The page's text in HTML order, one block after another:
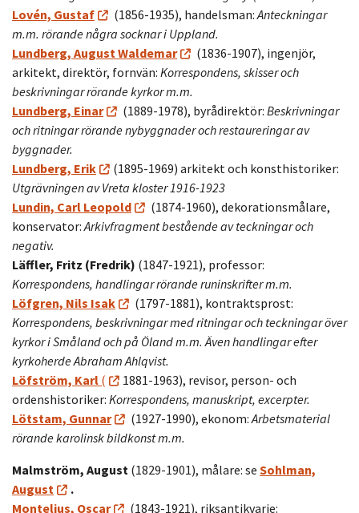
Lovén, Gustaf
(1856-1935), handelsman: Anteckningar
m.m. rörande några socknar i Uppland.
Lundberg, August Waldemar
(1836-1907), ingenjör,
arkitekt, direktör, fornvän: Korrespondens, skisser och
beskrivningar rörande kyrkor m.m.
Lundberg, Einar
(1889-1978), byrådirektör: Beskrivningar
och ritningar rörande nybyggnader och restaureringar av
byggnader.
Lundberg, Erik
(1895-1969) arkitekt och konsthistoriker:
Utgrävningen av Vreta kloster 1916-1923
Lundin, Carl Leopold
(1874-1960), dekorationsmålare,
konservator: Arkivfragment bestående av teckningar och
negativ.
Läffler, Fritz (Fredrik) (1847-1921), professor:
Korrespondens, handlingar rörande runinskrifter m.m.
Löfgren, Nils Isak
(1797-1881), kontraktsprost:
Korrespondens, beskrivningar med ritningar och teckningar över
kyrkor i Småland och på Öland m.m. Även handlingar efter
kyrkoherde Abraham Ahlqvist.
Löfström, Karl (
1881-1963), revisor, person- och
ordenshistoriker: Korrespondens, manuskript, excerpter.
Lötstam, Gunnar
(1927-1990), ekonom: Arbetsmaterial
rörande karolinsk bildkonst m.m.
Malmström, August (1829-1901), målare: se Sohlman,
August
.
Montelius, Oscar
(1843-1921), riksantikvarie: